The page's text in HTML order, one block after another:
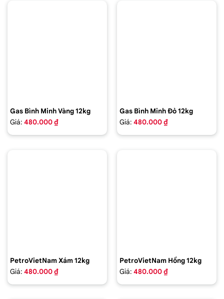
Gas Bình Minh Vàng 12kg
Giá: 480.000 ₫
Gas Bình Minh Đỏ 12kg
Giá: 480.000 ₫
PetroVietNam Xám 12kg
Giá: 480.000 ₫
PetroVietNam Hồng 12kg
Giá: 480.000 ₫